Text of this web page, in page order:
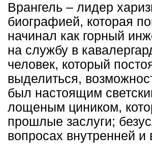
Врангель – лидер
биографией, которая
начинал как горный
на службу в
человек, который
выделиться,
был настоящим
лощеным циником,
прошлые заслуги;
вопросах внутренней